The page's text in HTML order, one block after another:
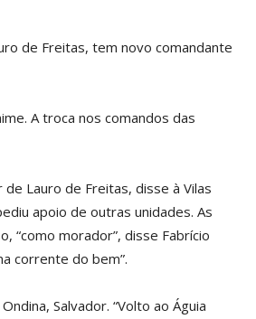
de Freitas, tem novo comandante
A troca nos comandos das
Lauro de Freitas, disse à Vilas
apoio de outras unidades. As
“como morador”, disse Fabrício
corrente do bem”.
Salvador. “Volto ao Águia